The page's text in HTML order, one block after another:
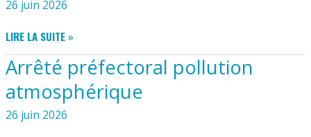
RELATIF
LA
LUTTE
CONTRE
LE
BRUIT
SPORTIVES
26 juin 2026
EDITO
DU
MAIRE
LIRE LA SUITE »
Arrêté préfectoral pollution
atmosphérique
26 juin 2026